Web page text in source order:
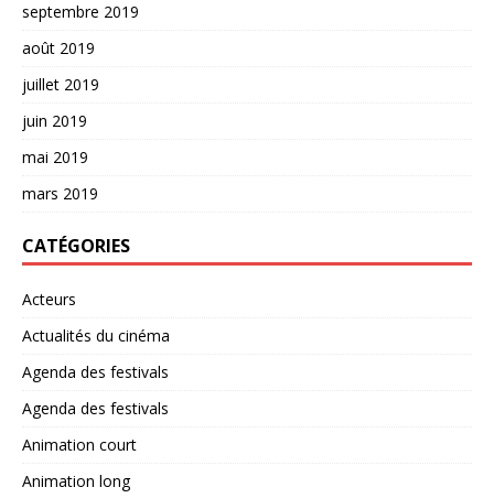
septembre 2019
août 2019
juillet 2019
juin 2019
mai 2019
mars 2019
CATÉGORIES
Acteurs
Actualités du cinéma
Agenda des festivals
Agenda des festivals
Animation court
Animation long